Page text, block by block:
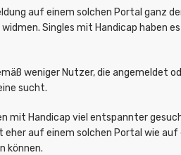
auf einem solchen Portal ganz
Singles mit Handicap haben
weniger Nutzer, die angemeldet
sucht.
mit Handicap viel entspannter
auf einem solchen Portal wie
können.